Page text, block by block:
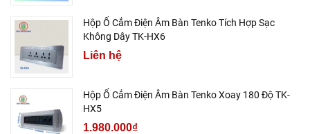
Hộp Ổ Cắm Điện Âm Bàn Tenko Tích Hợp Sạc
Không Dây TK-HX6
Liên hệ
Hộp Ổ Cắm Điện Âm Bàn Tenko Xoay 180 Độ TK-
HX5
1.980.000₫